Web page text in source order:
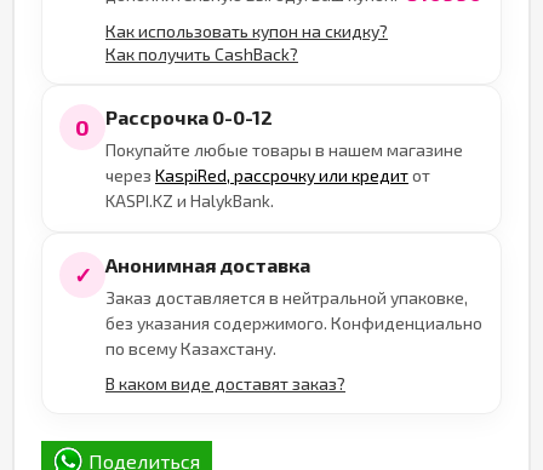
Как использовать купон на скидку?
Как получить CashBack?
0 Рассрочка 0-0-12
Покупайте любые товары в нашем магазине
через KaspiRed, рассрочку или кредитот
KASPI.KZ и HalykBank.
✓ Анонимная доставка
Заказ доставляется в нейтральной упаковке,
без указания содержимого. Конфиденциально
по всему Казахстану.
В каком виде доставят заказ?
Поделиться